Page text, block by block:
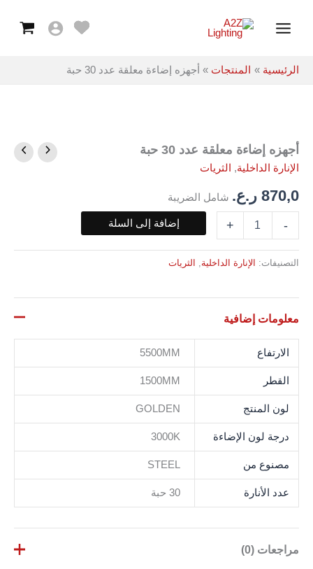
Menu
الرئيسية المنتجات أجهزه إضاءة معلقة عدد 30 حبة
أجهزه إضاءة معلقة عدد 30 حبة
الإنارة الداخلية, الثريات
870,0 ر.ع. شامل الضريبة
-
كمية
أجهزه
إضاءة
معلقة
عدد
+ إضافة إلى السلة
التصنيفات: الإنارة الداخلية الثريات
معلومات إضافية
الارتفاع 5500MM
القطر 1500MM
لون المنتج GOLDEN
درجة لون الإضاءة 3000K
مصنوع من STEEL
عدد الأنارة 30 حبة
مراجعات (0)
30